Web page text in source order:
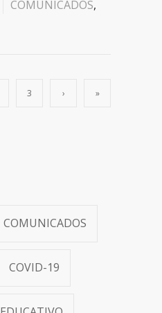
COMUNICADOS,
3 › »
COMUNICADOS
COVID-19